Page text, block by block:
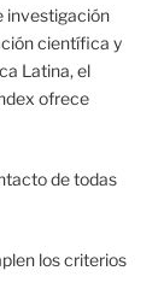
investigación
científica y
Latina, el
ofrece
de todas
los criterios